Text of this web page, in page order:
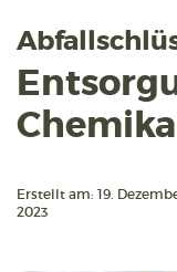
Erstellt am: 19.
2023